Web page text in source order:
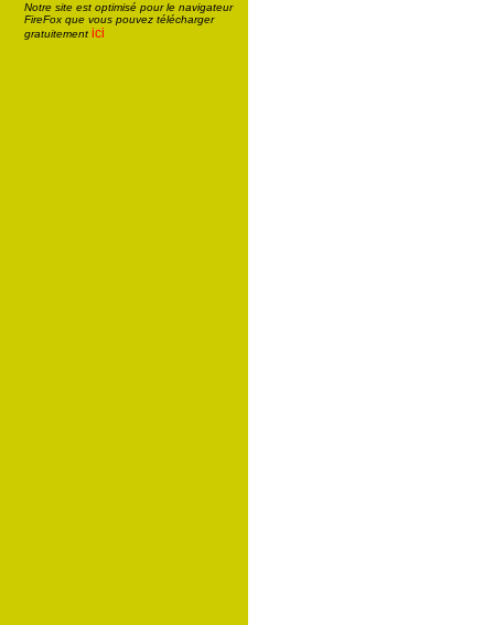
Notre site est optimisé pour le navigateur
FireFox que vous pouvez télécharger
gratuitement ici